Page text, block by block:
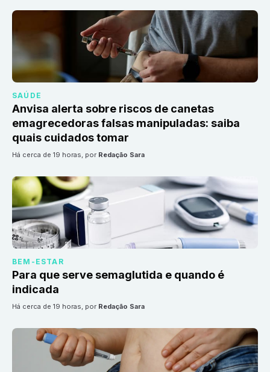
SAÚDE
Anvisa alerta sobre riscos de canetas
emagrecedoras falsas manipuladas: saiba
quais cuidados tomar
há cerca de 19 horas, por Redação Sara
BEM-ESTAR
Para que serve semaglutida e quando é
indicada
há cerca de 19 horas, por Redação Sara